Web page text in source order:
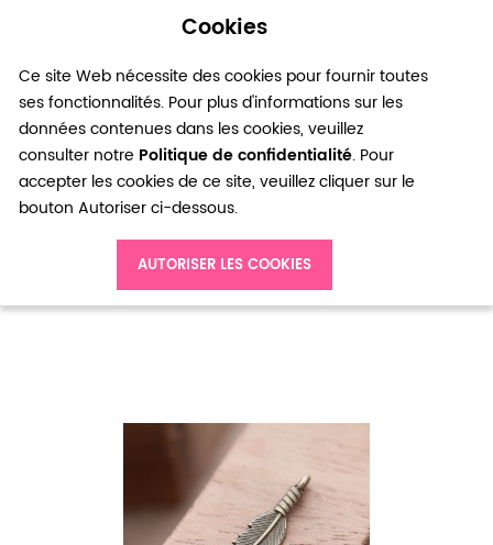
Cookies
Ce site Web nécessite des cookies pour fournir toutes
ses fonctionnalités. Pour plus d'informations sur les
données contenues dans les cookies, veuillez
consulter notre Politique de confidentialité. Pour
accepter les cookies de ce site, veuillez cliquer sur le
bouton Autoriser ci-dessous.
AUTORISER LES COOKIES
0
Breloque Plume fine Bronze vieilli x 10